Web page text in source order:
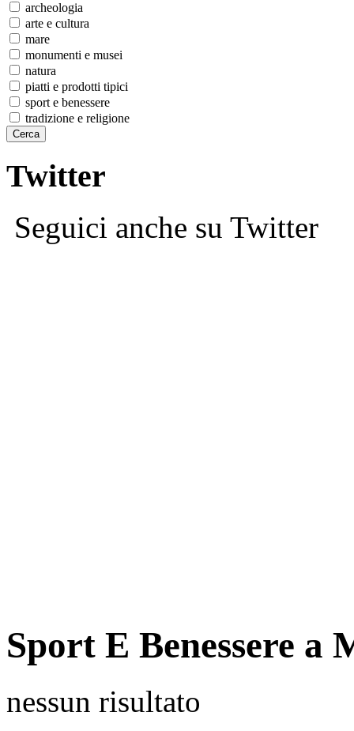
archeologia
arte e cultura
mare
monumenti e musei
natura
piatti e prodotti tipici
sport e benessere
tradizione e religione
Twitter
Seguici anche su Twitter
Sport E Benessere a
nessun risultato